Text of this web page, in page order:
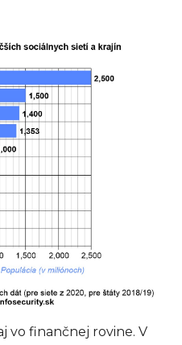
vo finančnej rovine. V